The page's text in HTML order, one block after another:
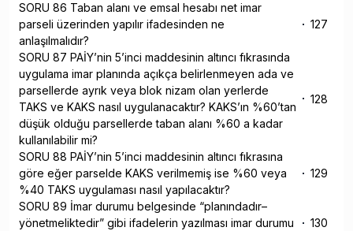
SORU 86 Taban alanı ve emsal hesabı net imar
parseli üzerinden yapılır ifadesinden ne
anlaşılmalıdır?
127
SORU 87 PAİY’nin 5’inci maddesinin altıncı fıkrasında
uygulama imar planında açıkça belirlenmeyen ada ve
parsellerde ayrık veya blok nizam olan yerlerde
TAKS ve KAKS nasıl uygulanacaktır? KAKS’ın %60’tan
düşük olduğu parsellerde taban alanı %60 a kadar
kullanılabilir mi?
128
SORU 88 PAİY’nin 5’inci maddesinin altıncı fıkrasına
göre eğer parselde KAKS verilmemiş ise %60 veya
%40 TAKS uygulaması nasıl yapılacaktır?
129
SORU 89 İmar durumu belgesinde “planındadır–
yönetmeliktedir” gibi ifadelerin yazılması imar durumu
130